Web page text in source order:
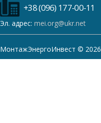
+38 (096) 177-00-11
Эл. адрес: mei.org@ukr.net
МонтажЭнергоИнвест © 2026